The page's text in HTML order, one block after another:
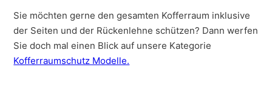
Sie möchten gerne den gesamten Kofferraum inklusive
der Seiten und der Rückenlehne schützen? Dann werfen
Sie doch mal einen Blick auf unsere Kategorie
Kofferraumschutz Modelle.